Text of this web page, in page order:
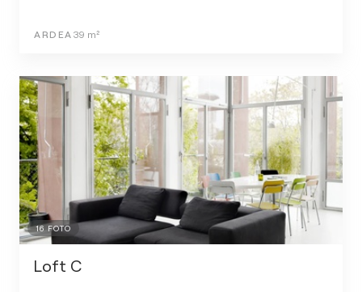
ARDEA 39 m²
16FOTO
Loft C